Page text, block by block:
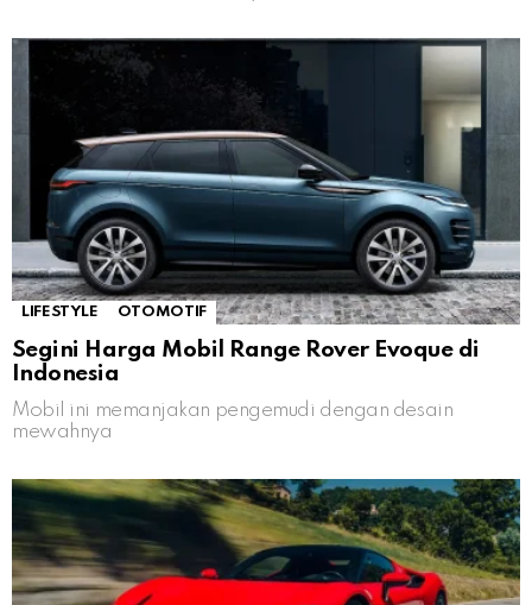
LIFESTYLE OTOMOTIF
Segini Harga Mobil Range Rover Evoque di
Indonesia
Mobil ini memanjakan pengemudi dengan desain
mewahnya